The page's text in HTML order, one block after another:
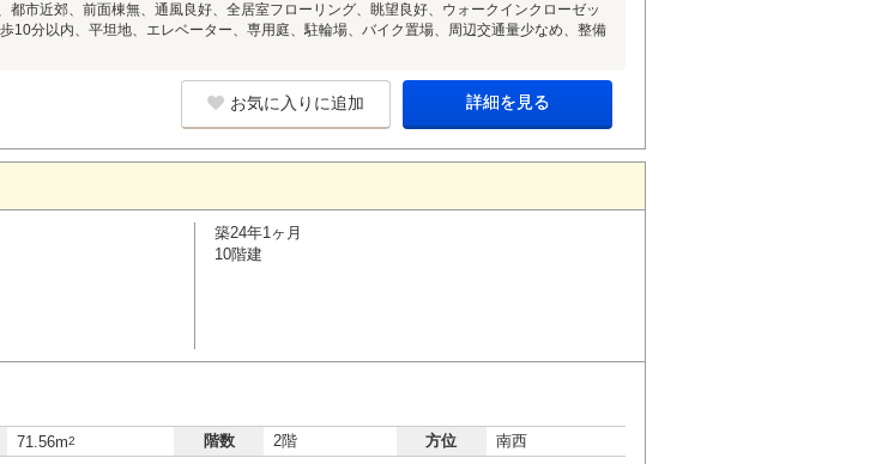
都市近郊、前面棟無、通風良好、全居室フローリング、眺望良好、ウォークインクローゼッ
10分以内、平坦地、エレベーター、専用庭、駐輪場、バイク置場、周辺交通量少なめ、整備
お気に入りに追加 詳細を見る
築24年1ヶ月
10階建
71.56m2 階数 2階 方位 南西